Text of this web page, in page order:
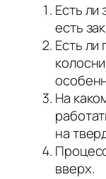
Есть ли
есть
Есть ли
На
на
вверх.